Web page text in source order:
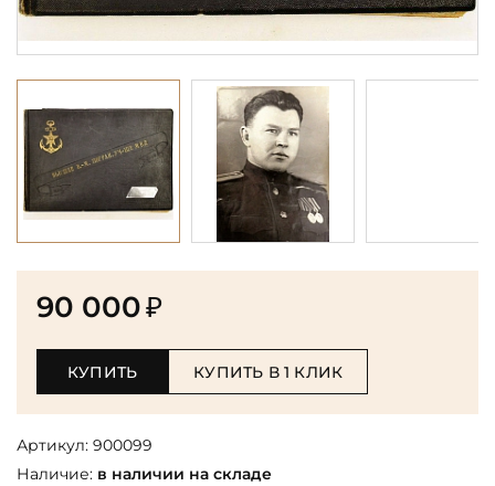
90 000₽
КУПИТЬ КУПИТЬ В 1 КЛИК
Артикул: 900099
Наличие: в наличии на складе